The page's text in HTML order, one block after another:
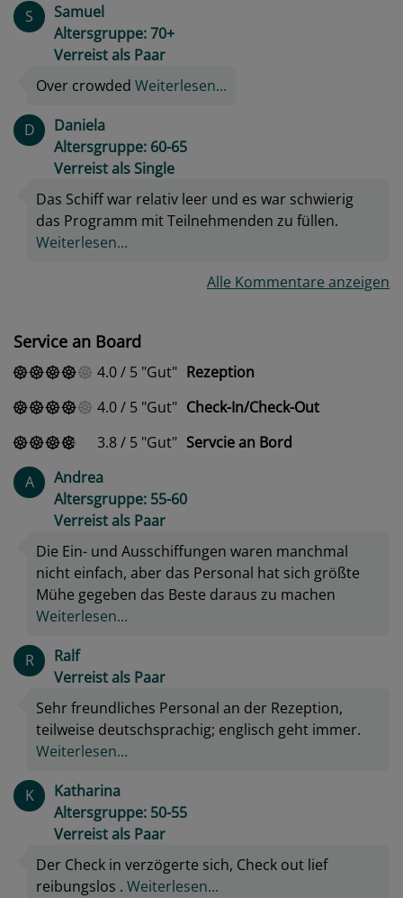
S
Samuel
Altersgruppe: 70+
Verreist als Paar
Over crowded Weiterlesen...
D
Daniela
Altersgruppe: 60-65
Verreist als Single
Das Schiff war relativ leer und es war schwierig
das Programm mit Teilnehmenden zu füllen.
Weiterlesen...
Alle Kommentare anzeigen
Service an Board
4.0/ 5 Gut
Rezeption
4.0/ 5 Gut
Check-In/Check-Out
3.8/ 5 Gut
Servcie an Bord
A
Andrea
Altersgruppe: 55-60
Verreist als Paar
Die Ein- und Ausschiffungen waren manchmal
nicht einfach, aber das Personal hat sich größte
Mühe gegeben das Beste daraus zu machen
Weiterlesen...
R
Ralf
Verreist als Paar
Sehr freundliches Personal an der Rezeption,
teilweise deutschsprachig; englisch geht immer.
Weiterlesen...
K
Katharina
Altersgruppe: 50-55
Verreist als Paar
Der Check in verzögerte sich, Check out lief
reibungslos . Weiterlesen...